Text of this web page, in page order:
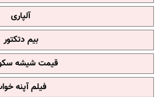
آلپاری
بیم دتکتور
قیمت شیشه
فیلم آپنه